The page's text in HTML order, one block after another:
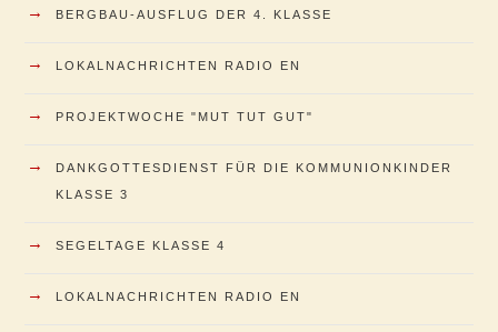
→ BERGBAU-AUSFLUG DER 4. KLASSE
→ LOKALNACHRICHTEN RADIO EN
→ PROJEKTWOCHE "MUT TUT GUT"
→
DANKGOTTESDIENST FÜR DIE KOMMUNIONKINDER
KLASSE 3
→ SEGELTAGE KLASSE 4
→ LOKALNACHRICHTEN RADIO EN